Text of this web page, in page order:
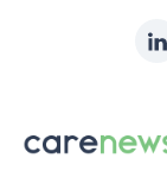
sur:
Carenews,
Le